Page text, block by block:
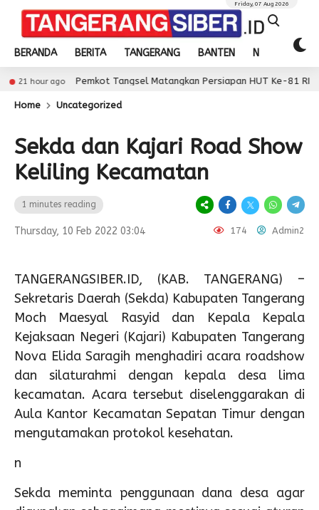
BERANDA BERITA TANGERANG BANTEN NASIONAL
Friday, 07 Aug 2026
ago Pemkot Tangsel Matangkan Persiapan HUT Ke-81 RI
Home Uncategorized
Sekda dan Kajari Road Show
Keliling Kecamatan
1 minutes reading
Thursday, 10 Feb 2022 03:04 174 Admin2
TANGERANGSIBER.ID, (KAB. TANGERANG) –
Sekretaris Daerah (Sekda) Kabupaten Tangerang
Moch Maesyal Rasyid dan Kepala Kepala
Kejaksaan Negeri (Kajari) Kabupaten Tangerang
Nova Elida Saragih menghadiri acara roadshow
dan silaturahmi dengan kepala desa lima
kecamatan. Acara tersebut diselenggarakan di
Aula Kantor Kecamatan Sepatan Timur dengan
mengutamakan protokol kesehatan.
n
Sekda meminta penggunaan dana desa agar